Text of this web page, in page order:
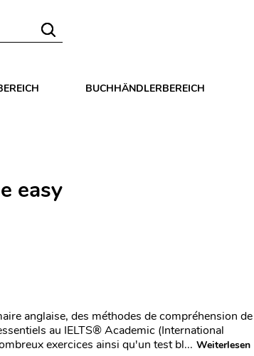
BUCHHÄNDLERBEREICH
easy
anglaise, des méthodes de compréhension de
au IELTS® Academic (International
exercices ainsi qu'un test bl... Weiterlesen